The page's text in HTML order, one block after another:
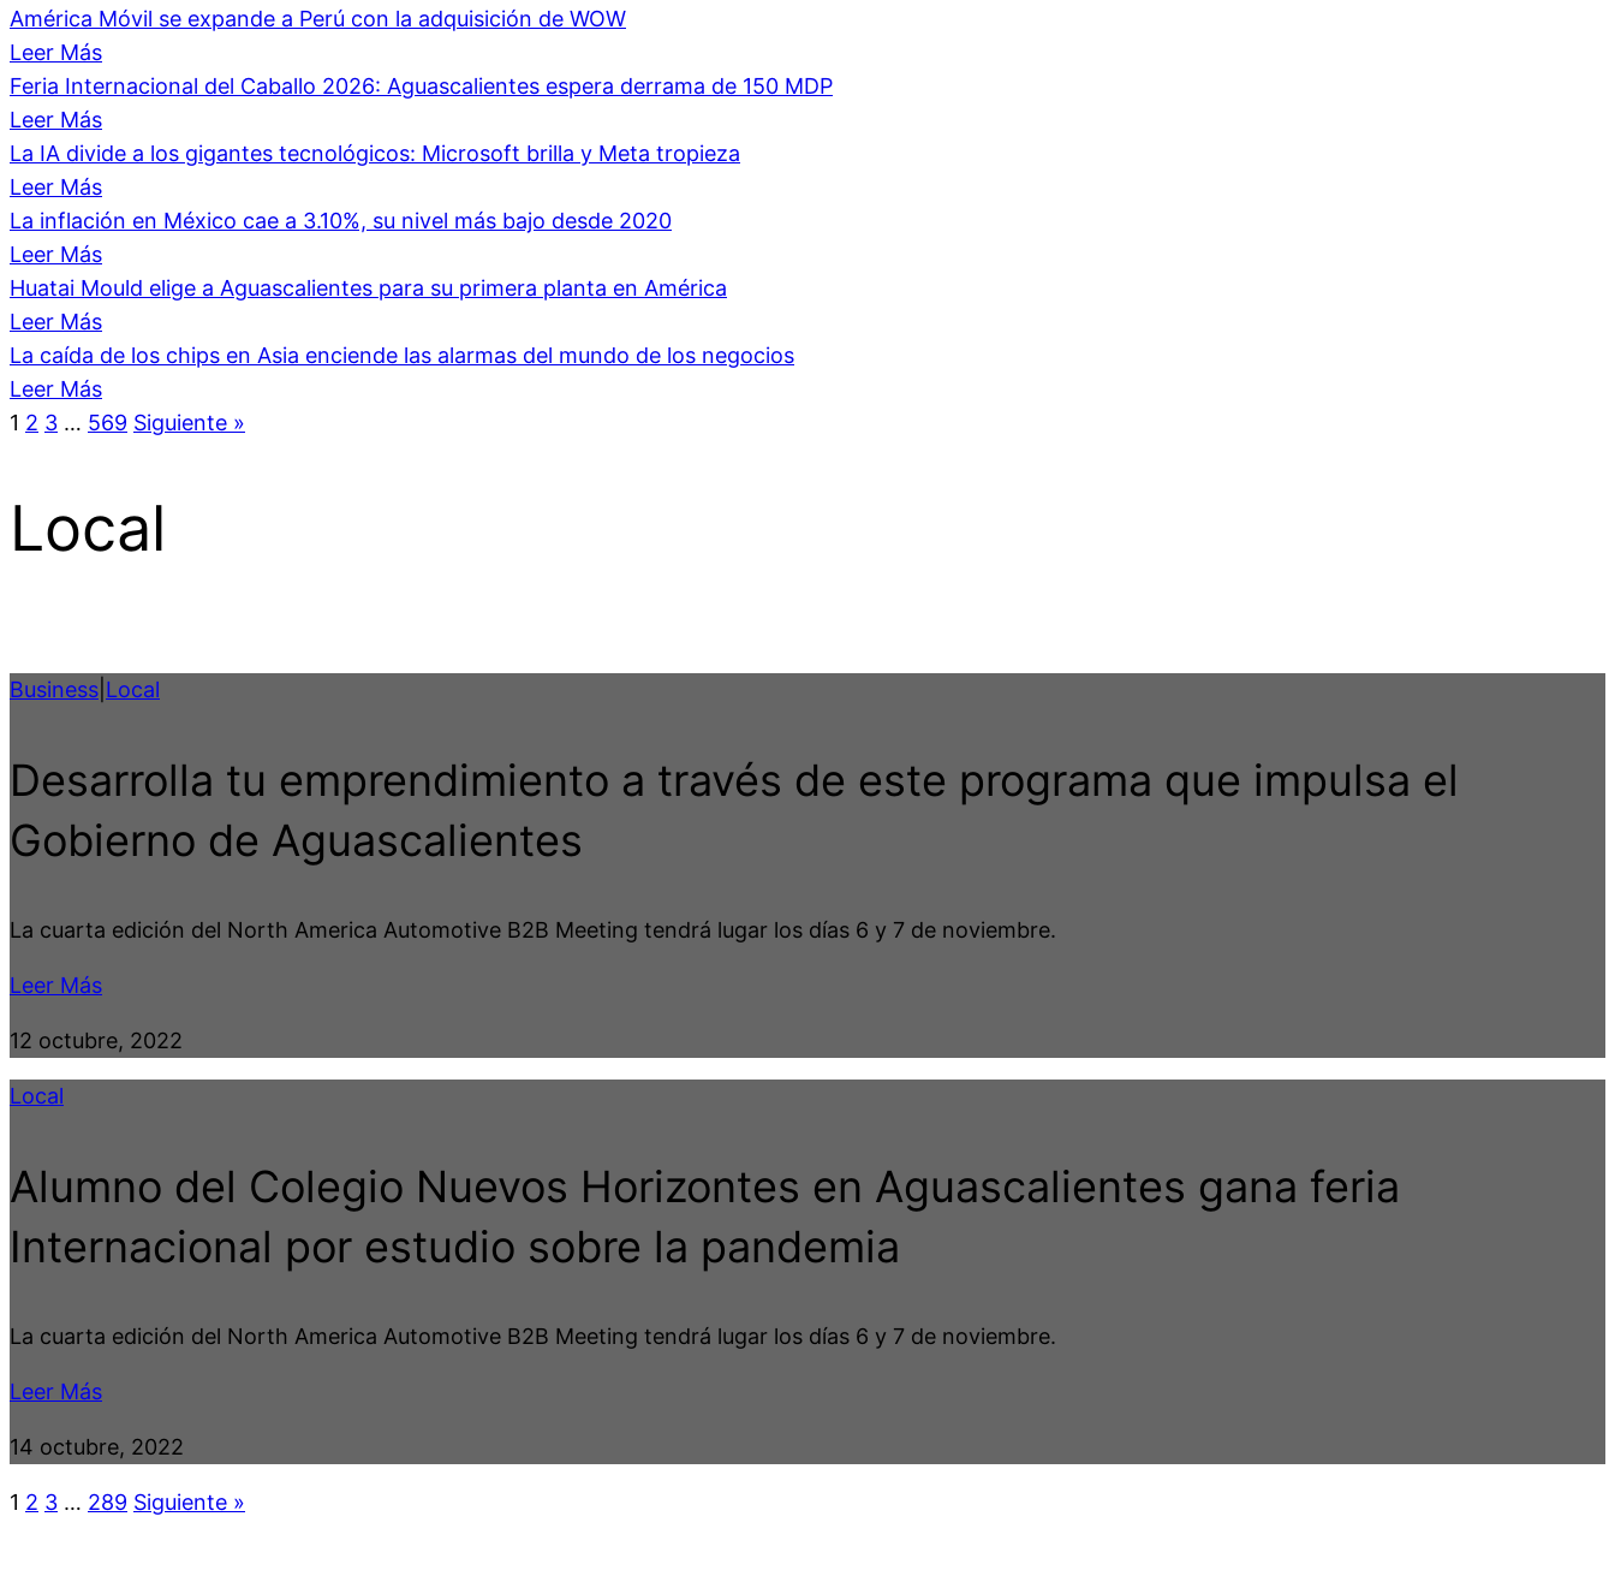
América Móvil se expande a Perú con la adquisición de WOW
Leer Más
Feria Internacional del Caballo 2026: Aguascalientes espera derrama de 150 MDP
Leer Más
La IA divide a los gigantes tecnológicos: Microsoft brilla y Meta tropieza
Leer Más
La inflación en México cae a 3.10%, su nivel más bajo desde 2020
Leer Más
Huatai Mould elige a Aguascalientes para su primera planta en América
Leer Más
La caída de los chips en Asia enciende las alarmas del mundo de los negocios
Leer Más
1 2 3 … 569 Siguiente »
Local
Business Local
Desarrolla tu emprendimiento a través de este programa que impulsa el
Gobierno de Aguascalientes
La cuarta edición del North America Automotive B2B Meeting tendrá lugar los días 6 y 7 de noviembre.
Leer Más
12 octubre, 2022
Local
Alumno del Colegio Nuevos Horizontes en Aguascalientes gana feria
Internacional por estudio sobre la pandemia
La cuarta edición del North America Automotive B2B Meeting tendrá lugar los días 6 y 7 de noviembre.
Leer Más
14 octubre, 2022
1 2 3 … 289 Siguiente »